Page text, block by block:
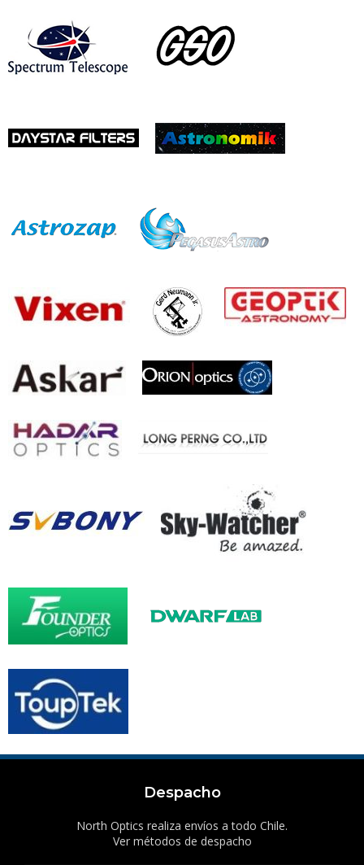
Despacho
North Optics realiza envíos a todo Chile.
Ver métodos de despacho